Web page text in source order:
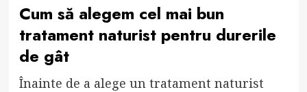
Cum să alegem cel mai bun
tratament naturist pentru durerile
de gât
Înainte de a alege un tratament naturist